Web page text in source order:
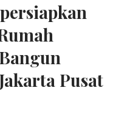
Pusat